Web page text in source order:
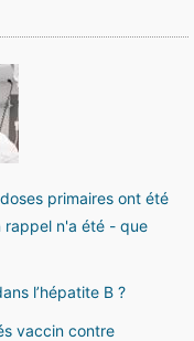
primaires ont été
rappel n'a été - que
l’hépatite B ?
vaccin contre